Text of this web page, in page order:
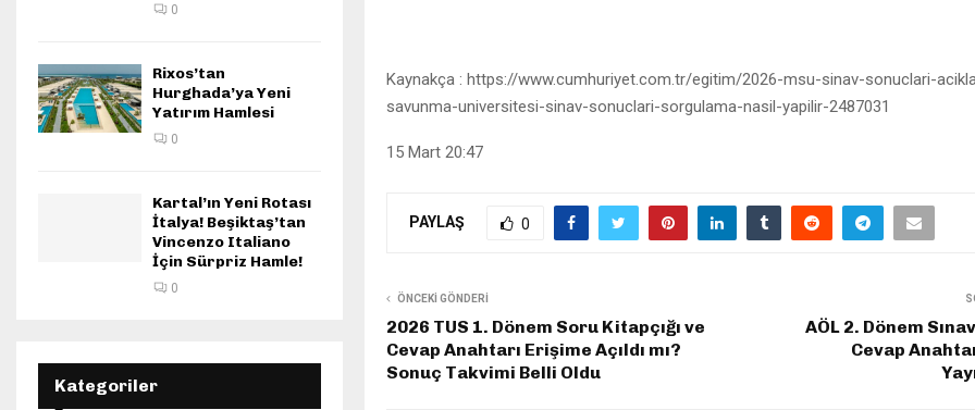
Kaynakça : https://www.cumhuriyet.com.tr/egitim/2026-msu-sinav-sonuclari-
savunma-universitesi-sinav-sonuclari-sorgulama-nasil-yapilir-2487031
15 Mart 20:47
PAYLAŞ 0
ÖNCEKI GÖNDERI
2026 TUS 1. Dönem Soru Kitapçığı ve
Cevap Anahtarı Erişime Açıldı mı?
Sonuç Takvimi Belli Oldu
AÖL 2. Dönem
Cevap
0
Rixos’tan
Hurghada’ya Yeni
Yatırım Hamlesi
0
Kartal’ın Yeni Rotası
İtalya! Beşiktaş’tan
Vincenzo Italiano
İçin Sürpriz Hamle!
0
Kategoriler